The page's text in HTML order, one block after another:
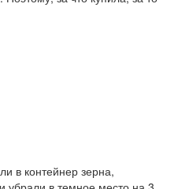
в контейнер зерна,